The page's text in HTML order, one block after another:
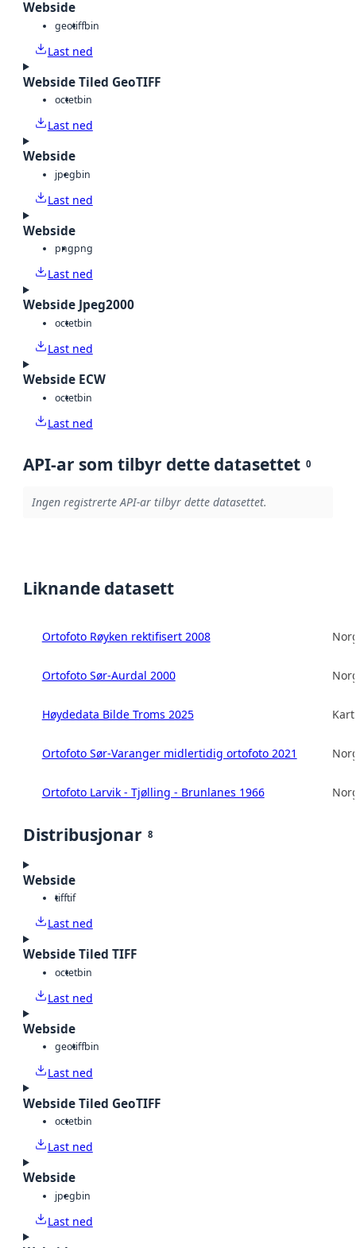
Webside
geotiffbin
Last ned
Webside Tiled GeoTIFF
octetbin
Last ned
Webside
jpegbin
Last ned
Webside
pngpng
Last ned
Webside Jpeg2000
octetbin
Last ned
Webside ECW
octetbin
Last ned
API-ar som tilbyr dette datasettet 0
Ingen registrerte API-ar tilbyr dette datasettet.
Liknande datasett
Ortofoto Røyken rektifisert 2008
Ortofoto Sør-Aurdal 2000
Høydedata Bilde Troms 2025
Ortofoto Sør-Varanger midlertidig ortofoto 2021
Ortofoto Larvik - Tjølling - Brunlanes 1966
Distribusjonar 8
Webside
tifftif
Last ned
Webside Tiled TIFF
octetbin
Last ned
Webside
geotiffbin
Last ned
Webside Tiled GeoTIFF
octetbin
Last ned
Webside
jpegbin
Last ned